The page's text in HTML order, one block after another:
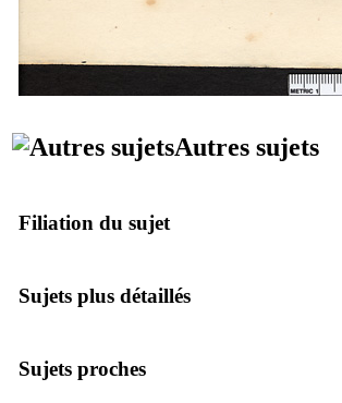
Autres sujets
Filiation du sujet
Sujets plus détaillés
Sujets proches